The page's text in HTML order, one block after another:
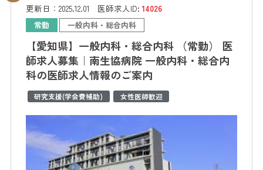
更新日： 2025.12.01 医師求人ID:14026
常勤 一般内科・総合内科
【愛知県】一般内科・総合内科 （常勤） 医
師求人募集｜南生協病院 一般内科・総合内
科の医師求人情報のご案内
研究支援(学会費補助) 女性医師歓迎